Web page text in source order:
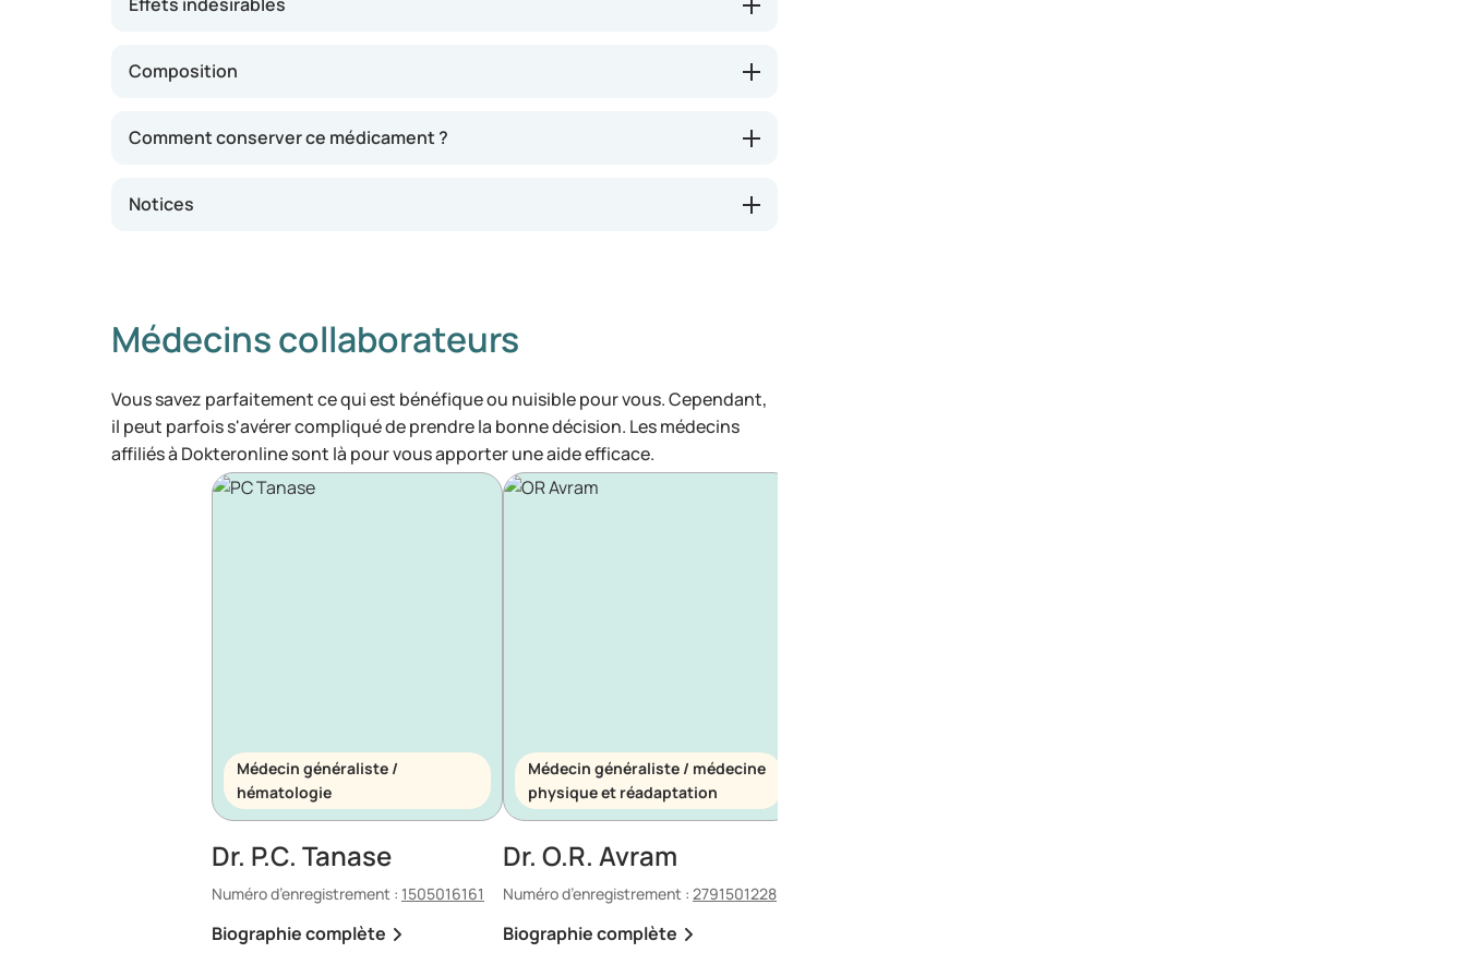
Composition
Comment conserver ce médicament ?
Notices
Médecins collaborateurs
Vous savez parfaitement ce qui est bénéfique ou nuisible pour vous. Cependant,
il peut parfois s'avérer compliqué de prendre la bonne décision. Les médecins
affiliés à Dokteronline sont là pour vous apporter une aide efficace.
Médecin généraliste /
hématologie
Dr. P.C. Tanase
Numéro d’enregistrement : 1505016161
Biographie complète
Médecin généraliste / médecine
physique et réadaptation
Dr. O.R. Avram
Numéro d’enregistrement : 2791501228
Biographie complète